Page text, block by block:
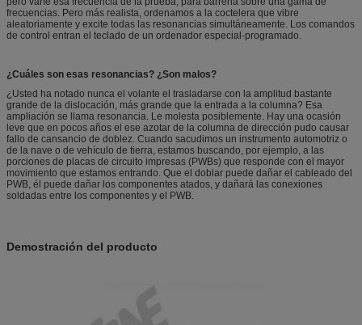
frecuencias. Pero más realista, ordenamos a la coctelera que vibre
aleatoriamente y excite todas las resonancias simultáneamente. Los comandos
de control entran el teclado de un ordenador especial-programado.
¿Cuáles son esas resonancias? ¿Son malos?
¿Usted ha notado nunca el volante el trasladarse con la amplitud bastante
grande de la dislocación, más grande que la entrada a la columna? Esa
ampliación se llama resonancia. Le molesta posiblemente. Hay una ocasión
leve que en pocos años el ese azotar de la columna de dirección pudo causar
fallo de cansancio de doblez. Cuando sacudimos un instrumento automotriz o
de la nave o de vehículo de tierra, estamos buscando, por ejemplo, a las
porciones de placas de circuito impresas (PWBs) que responde con el mayor
movimiento que estamos entrando. Que el doblar puede dañar el cableado del
PWB, él puede dañar los componentes atados, y dañará las conexiones
soldadas entre los componentes y el PWB.
Demostración del producto